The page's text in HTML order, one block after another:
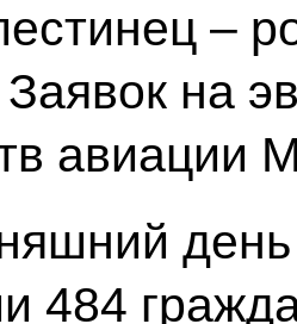
–
на
авиации
484